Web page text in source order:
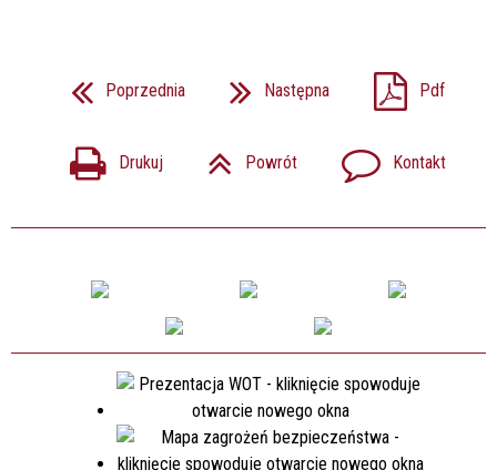
Poprzednia Następna Pdf
Drukuj Powrót Kontakt